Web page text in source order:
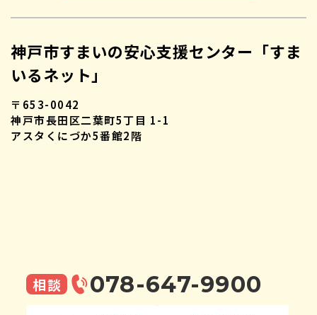
神戸市すまいの安心支援センター「すま
いるネット」
〒653-0042
神戸市長田区二葉町5丁目 1-1
アスタくにづか5番館2階
相談 078-647-9900